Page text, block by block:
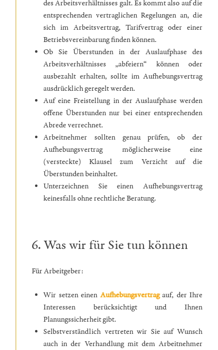
des Arbeitsverhältnisses galt. Es kommt also auf die
entsprechenden vertraglichen Regelungen an, die
sich im Arbeitsvertrag, Tarifvertrag oder einer
Betriebsvereinbarung finden können.
Ob Sie Überstunden in der Auslaufphase des
Arbeitsverhältnisses „abfeiern“ können oder
ausbezahlt erhalten, sollte im Aufhebungsvertrag
ausdrücklich geregelt werden.
Auf eine Freistellung in der Auslaufphase werden
offene Überstunden nur bei einer entsprechenden
Abrede verrechnet.
Arbeitnehmer sollten genau prüfen, ob der
Aufhebungsvertrag möglicherweise eine
(versteckte) Klausel zum Verzicht auf die
Überstunden beinhaltet.
Unterzeichnen Sie einen Aufhebungsvertrag
keinesfalls ohne rechtliche Beratung.
6. Was wir für Sie tun können
Für Arbeitgeber:
Wir setzen einen Aufhebungsvertragauf, der Ihre
Interessen berücksichtigt und Ihnen
Planungssicherheit gibt.
Selbstverständlich vertreten wir Sie auf Wunsch
auch in der Verhandlung mit dem Arbeitnehmer